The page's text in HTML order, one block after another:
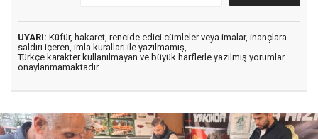
UYARI: Küfür, hakaret, rencide edici cümleler veya imalar, inançlara
saldırı içeren, imla kuralları ile yazılmamış,
Türkçe karakter kullanılmayan ve büyük harflerle yazılmış yorumlar
onaylanmamaktadır.